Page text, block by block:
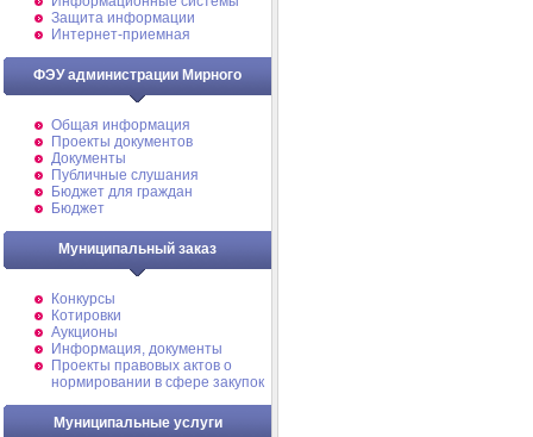
Защита информации
Интернет-приемная
ФЭУ администрации Мирного
Общая информация
Проекты документов
Документы
Публичные слушания
Бюджет для граждан
Бюджет
Муниципальный заказ
Конкурсы
Котировки
Аукционы
Информация, документы
Проекты правовых актов о
нормировании в сфере закупок
Муниципальные услуги